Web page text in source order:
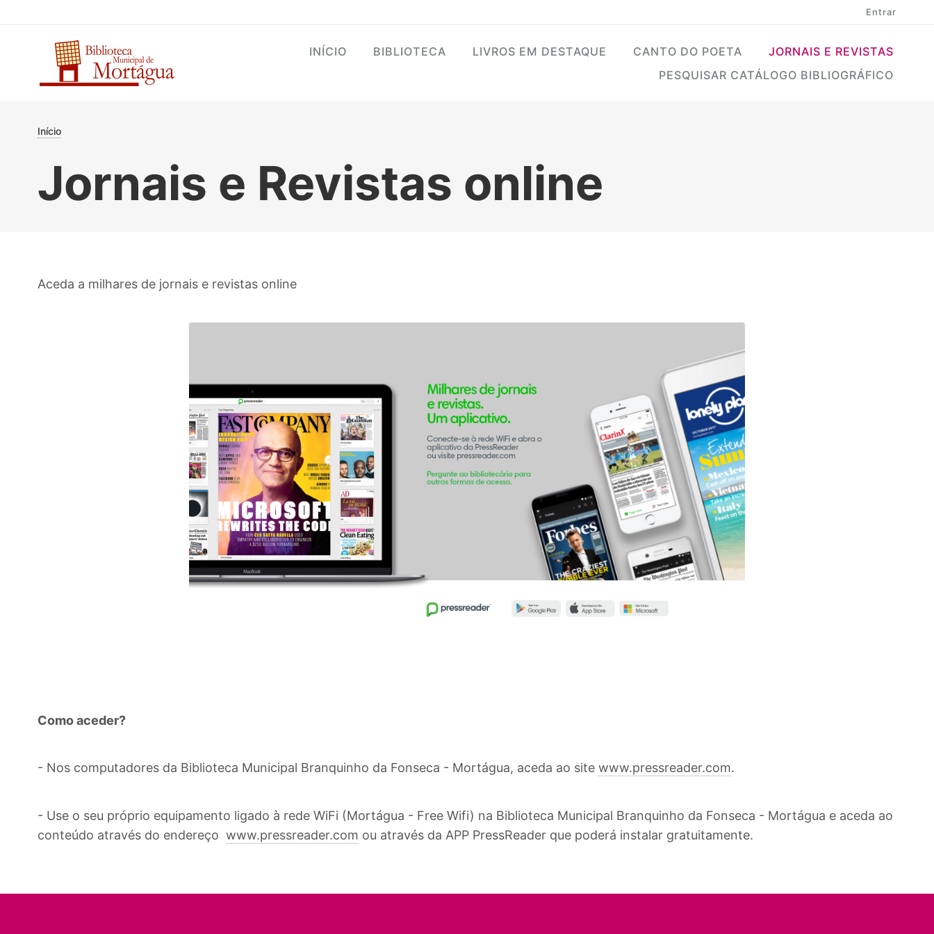
Entrar
Main navigation
INÍCIO BIBLIOTECA LIVROS EM DESTAQUE CANTO DO POETA
JORNAIS E REVISTAS
PESQUISAR CATÁLOGO BIBLIOGRÁFICO
Navegação estrutural
Início
Jornais e Revistas online
Aceda a milhares de jornais e revistas online
Como aceder?
- Nos computadores da Biblioteca Municipal Branquinho da Fonseca - Mortágua, aceda ao site www.pressreader.com.
- Use o seu próprio equipamento ligado à rede WiFi (Mortágua - Free Wifi) na Biblioteca Municipal Branquinho da Fonseca - Mortágua e aceda ao
conteúdo através do endereço www.pressreader.com ou através da APP PressReader que poderá instalar gratuitamente.